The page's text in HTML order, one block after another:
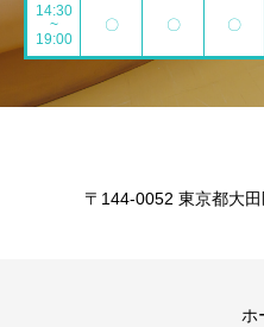
14:30
~
19:00
〇 〇 〇
〒144-0052 東京都大
ホ